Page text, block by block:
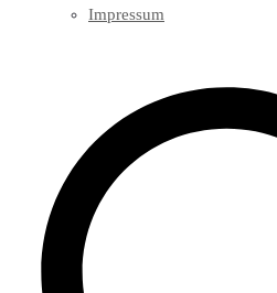
Impressum